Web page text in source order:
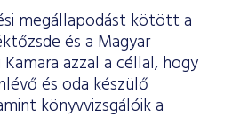
megállapodást kötött a
és a Magyar
azzal a céllal, hogy
és oda készülő
könyvvizsgálóik a